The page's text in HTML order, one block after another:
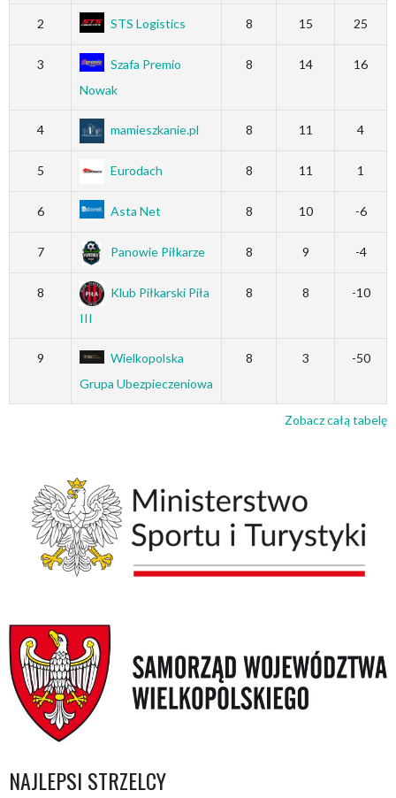
2 STS Logistics 8 15 25
3
Szafa Premio
Nowak
8 14 16
4 mamieszkanie.pl 8 11 4
5 Eurodach 8 11 1
6 Asta Net 8 10 -6
7 Panowie Piłkarze 8 9 -4
8
Klub Piłkarski Piła
III
8 8 -10
9
Wielkopolska
Grupa Ubezpieczeniowa
8 3 -50
Zobacz całą tabelę
NAJLEPSI STRZELCY